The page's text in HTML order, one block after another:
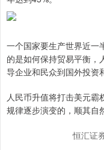
一个国家要生产世界近一
的是如何保持贸易平衡，
导企业和民众到国外投资
人民币升值将打击美元
规律逐步演变的，顺其自
恒汇证